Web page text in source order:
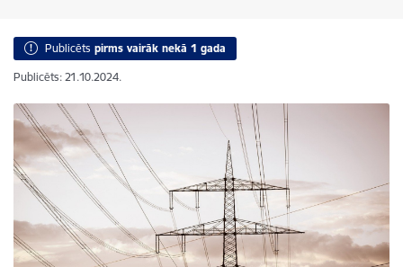
Publicēts pirms vairāk nekā 1 gada
Publicēts: 21.10.2024.